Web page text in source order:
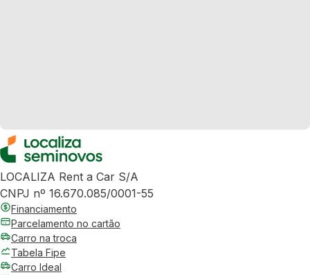
LOCALIZA Rent a Car S/A
CNPJ nº 16.670.085/0001-55
Financiamento
Parcelamento no cartão
Carro na troca
Tabela Fipe
Carro Ideal